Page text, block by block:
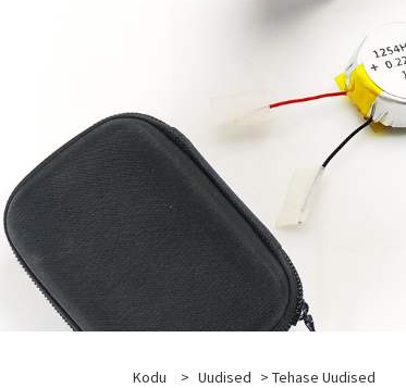
Kodu > Uudised > Tehase Uudised